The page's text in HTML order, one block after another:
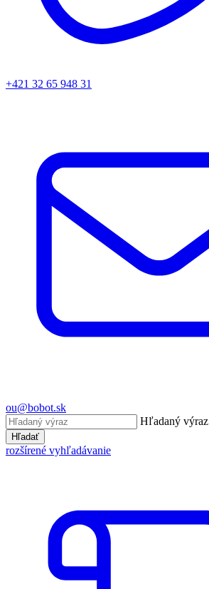
+421 32 65 948 31
ou@bobot.sk
Hľadaný výraz
Hľadať
rozšírené vyhľadávanie